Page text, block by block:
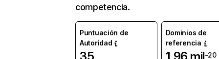
competencia.
Puntuación de
Autoridad
Dominios de
referencia
-20